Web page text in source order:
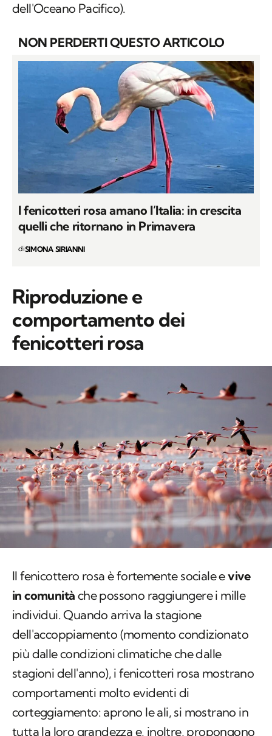
I fenicotteri rosa amano l’Italia: in crescita
quelli che ritornano in Primavera
Riproduzione e
fenicotteri rosa
Il fenicottero rosa è fortemente sociale evive
in comunitàche possono raggiungere i mille
dell'accoppiamento (momento condizionato
più dalle condizioni climatiche che dalle
stagioni dell'anno), i fenicotteri rosa mostrano
comportamenti molto evidenti di
corteggiamento: aprono le ali, si mostrano in
tutta la loro grandezza e, inoltre, propongono
una caratteristica danza che porta
individui a muoversi simultaneamente